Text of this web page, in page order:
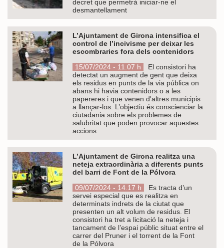
decret que permetrà iniciar-ne el
desmantellament
L’Ajuntament de Girona intensifica el
control de l’incivisme per deixar les
escombraries fora dels contenidors
15/07/2024 - 11.07 h
El consistori ha
detectat un augment de gent que deixa
els residus en punts de la via pública on
abans hi havia contenidors o a les
papereres i que venen d'altres municipis
a llançar-los. L’objectiu és conscienciar la
ciutadania sobre els problemes de
salubritat que poden provocar aquestes
accions
L’Ajuntament de Girona realitza una
neteja extraordinària a diferents punts
del barri de Font de la Pólvora
09/07/2024 - 14.17 h
Es tracta d’un
servei especial que es realitza en
determinats indrets de la ciutat que
presenten un alt volum de residus. El
consistori ha tret a licitació la neteja i
tancament de l’espai públic situat entre el
carrer del Pruner i el torrent de la Font
de la Pólvora